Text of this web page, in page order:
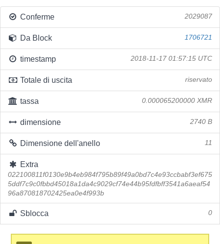
Conferme 2029087
Da Block 1706721
timestamp 2018-11-17 01:57:15 UTC
Totale di uscita riservato
tassa 0.000065200000 XMR
dimensione 2740 B
Dimensione dell'anello 11
Extra
022100811f0130e9b4eb984f795b89f49a0bd7c4e93ccbabf3ef675
5ddf7c9c0fbbd45018a1da4c9029cf74e44b95fdfbff3541a6aeaf54
96a870818702425ea0e4f993b
Sblocca 0